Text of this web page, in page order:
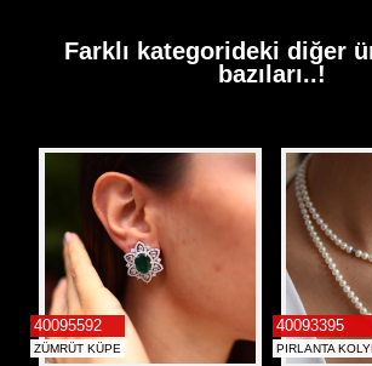
Farklı kategorideki diğer
bazıları..!
40095592
ZÜMRÜT KÜPE
40093395
PIRLANTA